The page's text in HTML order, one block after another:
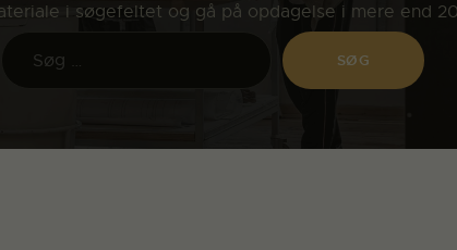
i søgefeltet og gå på opdagelse i mere end